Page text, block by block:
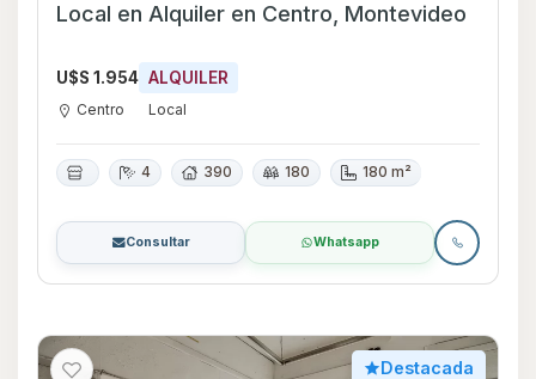
Local en Alquiler en Centro, Montevideo
U$S 1.954 ALQUILER
Centro Local
4 390 180 180 m²
Consultar Whatsapp
Destacada